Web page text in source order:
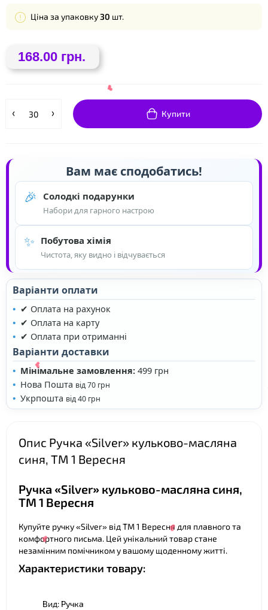
Ціна за упаковку30 шт.
168.00 грн.
Купити
Вам має сподобатись!
🎉 Солодкі подарунки
Набори для гарного настрою
✨ Побутова хімія
Чистота, яку видно і відчувається
Варіанти оплати
✔ Оплата на рахунок
✔ Оплата на карту
✔ Оплата при отриманні
Варіанти доставки
Мінімальне замовлення: 499 грн
Нова Пошта від 70 грн
Укрпошта від 40 грн
Опис Ручка «Silver» кульково-масляна
синя, ТМ 1 Вересня
Ручка «Silver» кульково-масляна синя,
ТМ 1 Вересня
Купуйте ручку «Silver» від ТМ 1 Вересня для плавного та
комфортного письма. Цей унікальний товар стане
незамінним помічником у вашому щоденному житті.
Характеристики товару:
Вид: Ручка
❤
❤